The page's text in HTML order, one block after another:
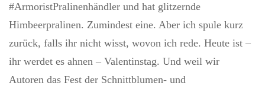
glitzernde
#ArmoristPralinenhändler und hat glitzernde
Himbeerpralinen. Zumindest eine. Aber ich spule kurz
zurück, falls ihr nicht wisst, wovon ich rede. Heute ist –
ihr werdet es ahnen – Valentinstag. Und weil wir
Autoren das Fest der Schnittblumen- und